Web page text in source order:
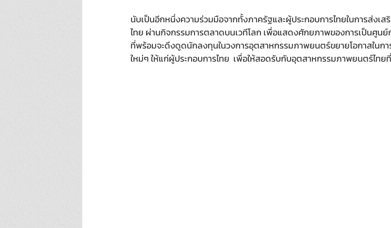
นับเป็นอีกหนึ่งความร่วมมือจากทั้งภาครัฐและผู้ประกอบการไทยในการส่งเ
ไทย ผ่านกิจกรรมการตลาดบนเวทีโลก เพื่อแสดงศักยภาพของการเป็นศูน
ที่พร้อมจะดึงดูดนักลงทุนในวงการอุตสาหกรรมภาพยนตร์ขยายโอกาสในกา
ใหม่ๆ ให้แก่ผู้ประกอบการไทย  เพื่อให้สอดรับกับอุตสาหกรรมภาพยนตร์ไทย